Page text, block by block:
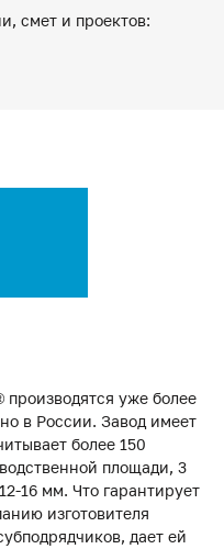
смет и проектов:
уже более
в России. Завод имеет
более 150
площади, 3
16 мм. Что гарантирует
изготовителя
дает ей